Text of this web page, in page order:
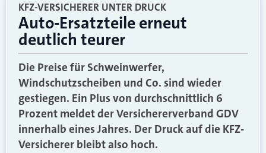
KFZ-VERSICHERER UNTER DRUCK
Auto-Ersatzteile erneut
deutlich teurer
Die Preise für Schweinwerfer,
Windschutzscheiben und Co. sind wieder
gestiegen. Ein Plus von durchschnittlich 6
Prozent meldet der Versichererverband GDV
innerhalb eines Jahres. Der Druck auf die KFZ-
Versicherer bleibt also hoch.